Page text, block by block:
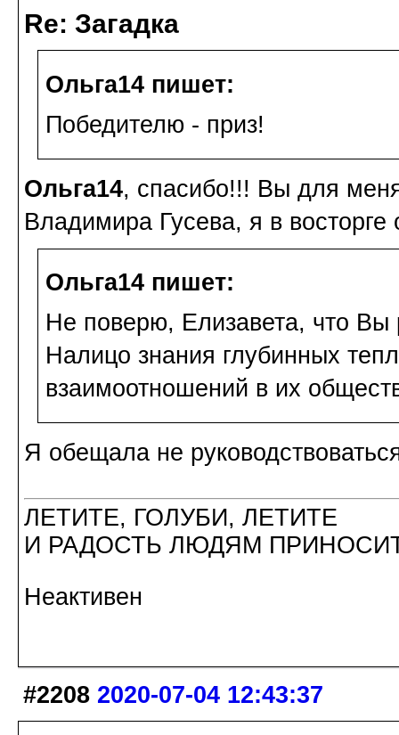
Re: Загадка
Ольга14 пишет:
Победителю - приз!
Ольга14, спасибо!!! Вы для
Владимира Гусева, я в восторге
Ольга14 пишет:
Не поверю, Елизавета, что Вы
Налицо знания глубинных
взаимоотношений в их
Я обещала не
ЛЕТИТЕ, ГОЛУБИ, ЛЕТИТЕ
И РАДОСТЬ ЛЮДЯМ
Неактивен
#2208 2020-07-04 12:43:37